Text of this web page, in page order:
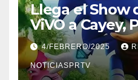
Llega el Show
ViVO a Cayey,
Barceloneta y
Relojes gratis
compre
4/FEBRERO/2025
NOTICIASPRTV